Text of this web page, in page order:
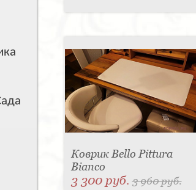
Коврик Bello Pittura
Bianco
3 300 руб.3 960 руб.